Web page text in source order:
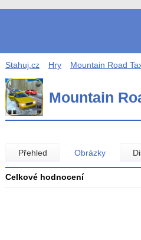
Stahuj.cz Hry Mountain Road
Mountain
Přehled Obrázky
Celkové hodnocení